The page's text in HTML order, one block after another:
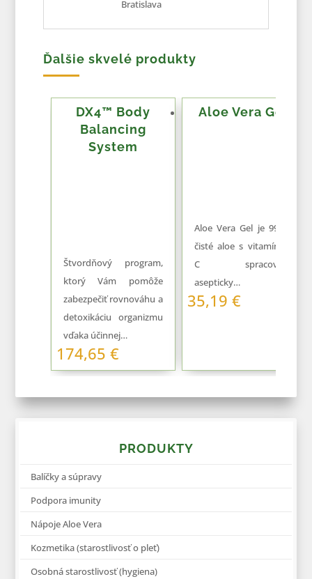
Bratislava
Ďalšie skvelé produkty
DX4™ Body
Balancing
System
Štvordňový program,
ktorý Vám pomôže
zabezpečiť rovnováhu a
detoxikáciu organizmu
vďaka účinnej…
174,65€
Aloe Vera Gel
Aloe Vera Gel je 99,7%
čisté aloe s vitamínom
C spracované
asepticky…
35,19 €
PRODUKTY
Balíčky a súpravy
Podpora imunity
Nápoje Aloe Vera
Kozmetika (starostlivosť o pleť)
Osobná starostlivosť (hygiena)